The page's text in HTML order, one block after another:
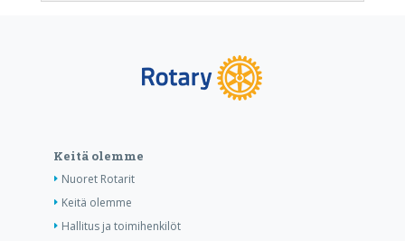
Keitä olemme
Nuoret Rotarit
Keitä olemme
Hallitus ja toimihenkilöt